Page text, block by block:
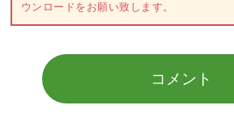
ウンロードをお願い致します。
コメント